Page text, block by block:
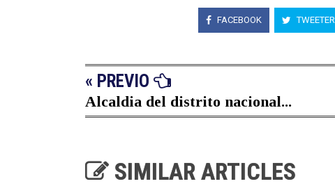
FACEBOOK TWEETER
« PREVIO
Alcaldia del distrito nacional...
SIMILAR ARTICLES